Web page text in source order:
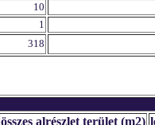
10
1
318
összes alrészlet terület (m2)